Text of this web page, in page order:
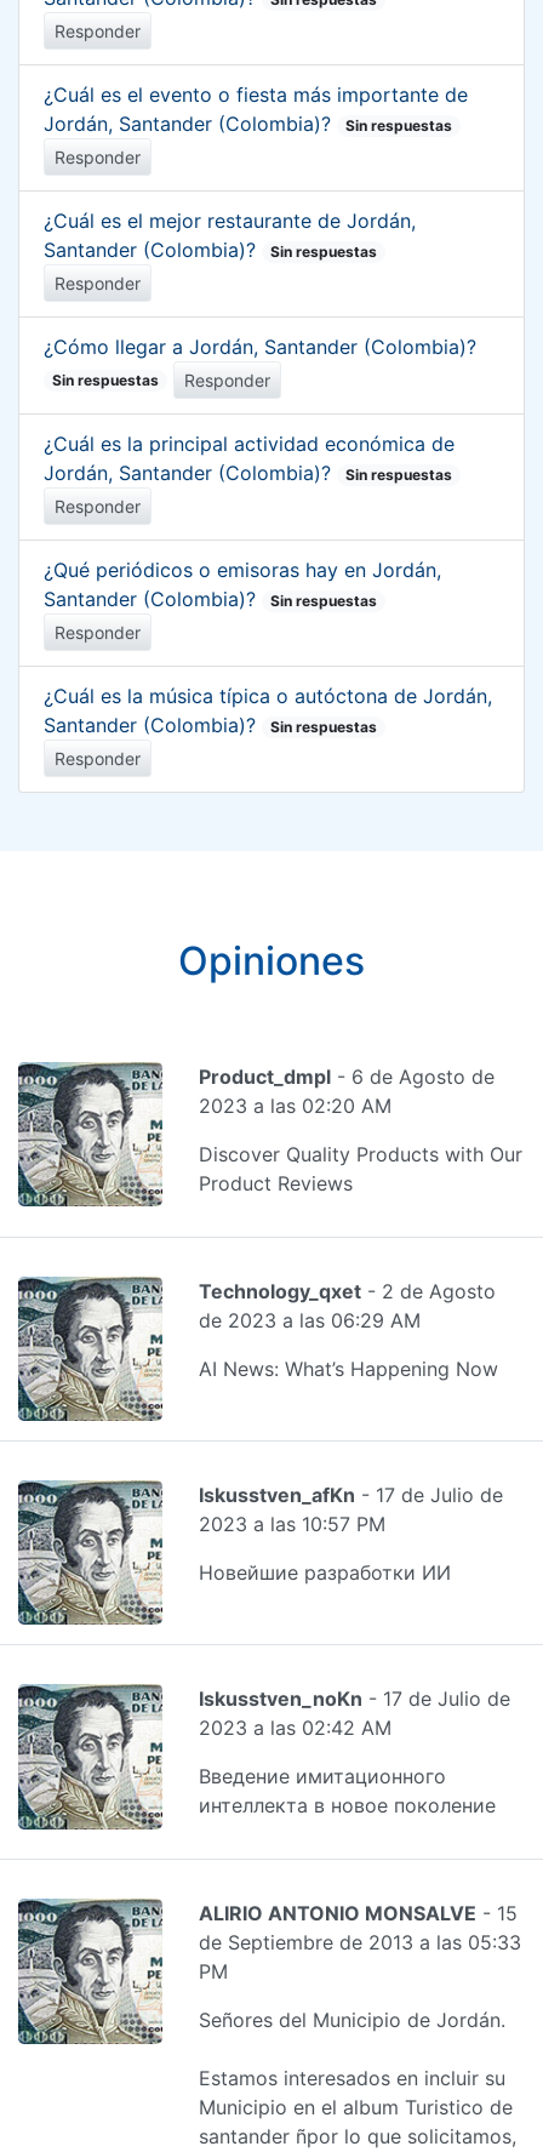
Responder
¿Cuál es el evento o fiesta más importante de
Jordán, Santander (Colombia)?
Sin respuestas
Responder
¿Cuál es el mejor restaurante de Jordán,
Santander (Colombia)?
Sin respuestas
Responder
¿Cómo llegar a Jordán, Santander (Colombia)?
Sin respuestas Responder
¿Cuál es la principal actividad económica de
Jordán, Santander (Colombia)?
Sin respuestas
Responder
¿Qué periódicos o emisoras hay en Jordán,
Santander (Colombia)?
Sin respuestas
Responder
¿Cuál es la música típica o autóctona de Jordán,
Santander (Colombia)?
Sin respuestas
Responder
Opiniones
Product_dmpl - 6 de Agosto de
2023 a las 02:20 AM
Discover Quality Products with Our
Product Reviews
Technology_qxet - 2 de Agosto
de 2023 a las 06:29 AM
AI News: What’s Happening Now
Iskusstven_afKn - 17 de Julio de
2023 a las 10:57 PM
Новейшие разработки ИИ
Iskusstven_noKn - 17 de Julio de
2023 a las 02:42 AM
Введение имитационного
интеллекта в новое поколение
ALIRIO ANTONIO MONSALVE - 15
de Septiembre de 2013 a las 05:33
PM
Señores del Municipio de Jordán.
Estamos interesados en incluir su
Municipio en el album Turistico de
santander ñpor lo que solicitamos,